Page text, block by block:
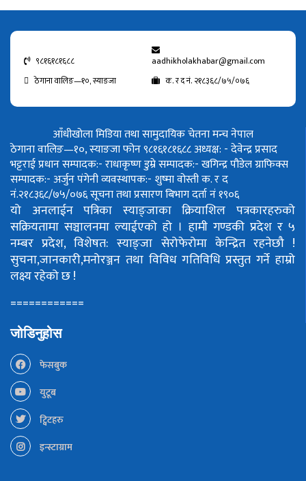
९८१६१८१६८८
aadhikholakhabar@gmail.com
ठेगाना वालिङ—१०, स्याङजा
क. र द नं. २१८३६८/७५/०७६
आँधीखोला मिडिया तथा सामुदायिक चेतना मन्च नेपाल
ठेगाना वालिङ—१०, स्याङजा फोन ९८१६१८१६८८अध्यक्ष: - देवेन्द्र प्रसाद
भट्टराईप्रधान सम्पादक:- राधाकृष्ण डुम्रेसम्पादक:- खगिन्द्र पौडेलग्राफिक्स
सम्पादक:- अर्जुन पंगेनीव्यवस्थापक:- शुष्मा वोस्तीक. र द
नं.२१८३६८/७५/०७६सूचना तथा प्रसारण बिभाग दर्ता नं १९०६
यो अनलाईन पत्रिका स्याङ्जाका क्रियाशिल पत्रकारहरुको
सक्रियतामा सञ्चालनमा ल्याईएको हो । हामी गण्डकी प्रदेश र ५
नम्बर प्रदेश, विशेषत: स्याङ्जा सेरोफेरोमा केन्द्रित रहनेछौ !
सुचना,जानकारी,मनोरञ्जन तथा विविध गतिविधि प्रस्तुत गर्ने हाम्रो
लक्ष्य रहेको छ !
============
जोडिनुहोस
फेसबुक
युटूब
ट्विटहरु
इन्स्टाग्राम